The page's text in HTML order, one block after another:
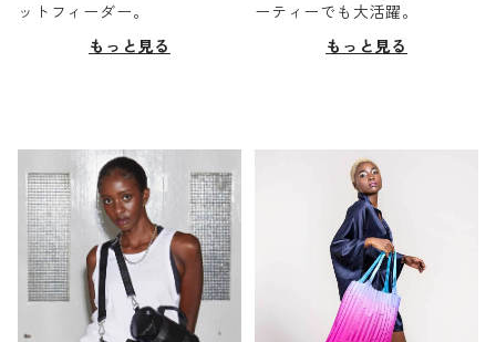
ットフィーダー。
もっと見る
ーティーでも大活躍。
もっと見る